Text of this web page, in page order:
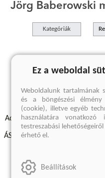
Jörg Baberowski
Kategóriák
A keresett
Adatvédelmi szabályzatok
ÁSZF - Vásárlási feltételek
Szállítási információk
Ez a weboldal
Weboldalunk tartalmának
és a böngészési
(cookie), illetve egyéb
használatára vonatkozó
testreszabási
érhető el.
Beállítások